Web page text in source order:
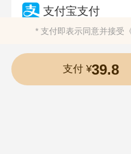
支付宝支付
* 支付即表示同意并接受
支付 ¥39.8
长沙希赛正则教育科技